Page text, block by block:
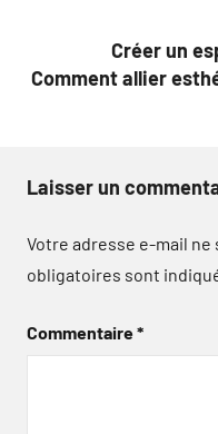
Créer un
Comment allier
Laisser un
Votre adresse e-mail ne
obligatoires sont
Commentaire*